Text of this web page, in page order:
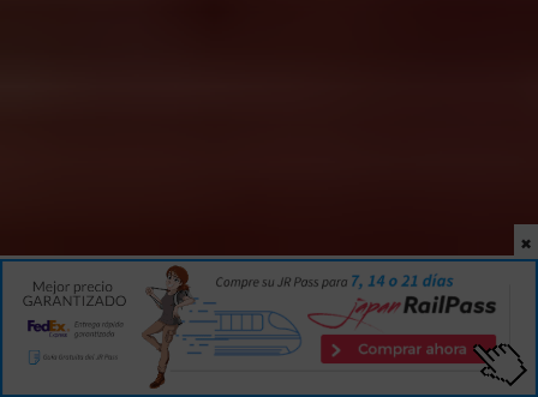
INICIO|GUÍA| JAPÓN
Por Isaac Martín
10 OCT 2017
6 min 8
×